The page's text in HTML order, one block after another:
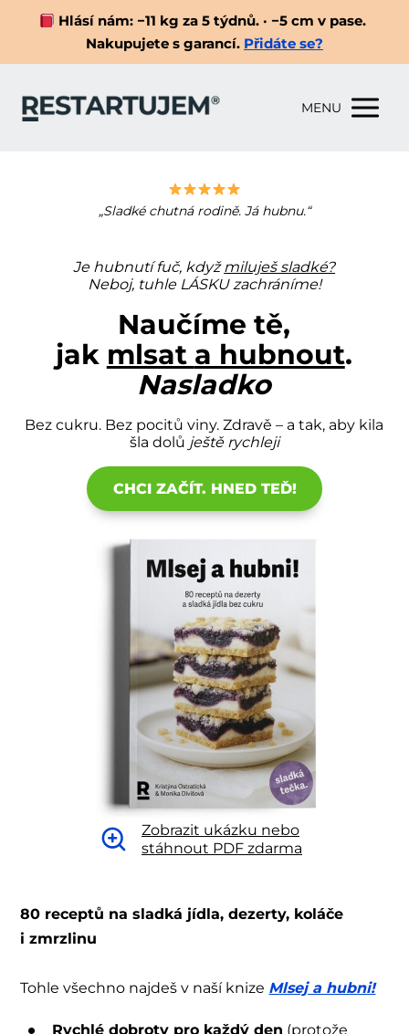
Hlásí nám: −11 kg za 5 týdnů. · −5 cm v pase.
Nakupujete s garancí. Přidáte se?
MENU
„Sladké chutná rodině. Já hubnu.“
Je hubnutí fuč, kdyžmiluješ sladké?
Neboj, tuhle LÁSKU zachráníme!
Naučíme tě,
jak mlsat a hubnout.
Nasladko
Bez cukru. Bez pocitů viny. Zdravě – a tak, aby kila
šla dolů ještě rychleji
CHCI ZAČÍT. HNED TEĎ!
Zobrazit ukázku nebo
stáhnout PDF zdarma
80 receptů na sladká jídla, dezerty, koláče
i zmrzlinu
Tohle všechno najdeš v naší knize Mlsej a hubni!
Rychlé dobroty pro každý den (protože